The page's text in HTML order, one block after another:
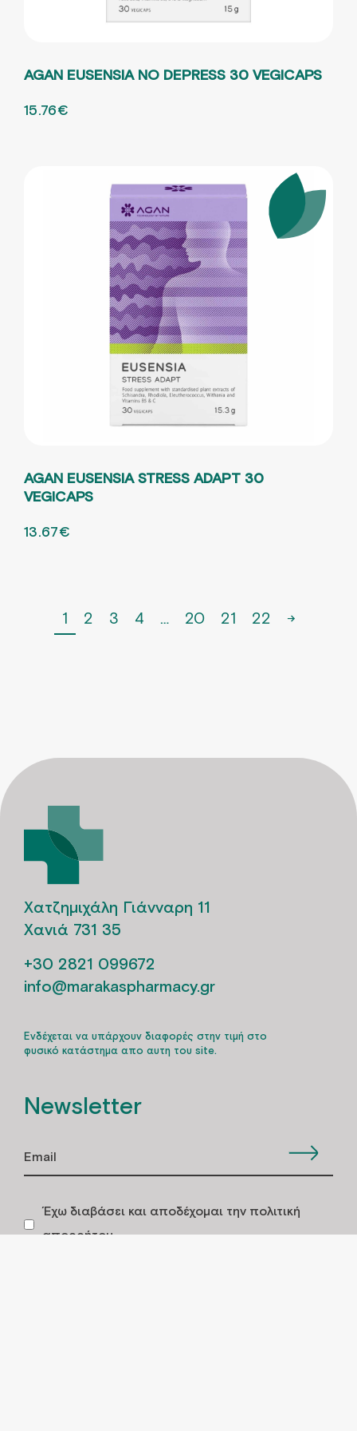
AGAN EUSENSIA NO DEPRESS 30 VEGICAPS
ORIGINAL PRICE WAS: 21.01€.
15.76€
AGAN EUSENSIA STRESS ADAPT 30
VEGICAPS
ORIGINAL PRICE WAS: 18.23€.
13.67€
1 2 3 4 20 21 22 →
Χατζημιχάλη Γιάνναρη 11
Χανιά 731 35
+30 2821 099672
info@marakaspharmacy.gr
Ενδέχεται να υπάρχουν διαφορές στην τιμή στο
φυσικό κατάστημα απο αυτη του site.
Newsletter
Έχω διαβάσει και αποδέχομαι την πολιτική
απορρήτου